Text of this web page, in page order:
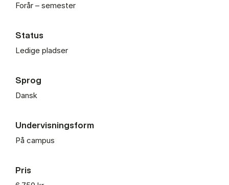
Forår – semester
Status
Ledige pladser
Sprog
Dansk
Undervisningsform
På campus
Pris